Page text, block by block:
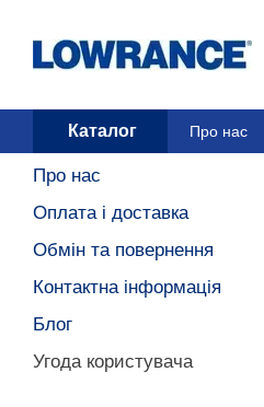
Каталог Про нас
Про нас
Оплата і доставка
Обмін та повернення
Контактна інформація
Блог
Угода користувача